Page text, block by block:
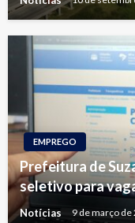
EMPREGO
Prefeitura de
seletivo para
Notícias 9 de março de